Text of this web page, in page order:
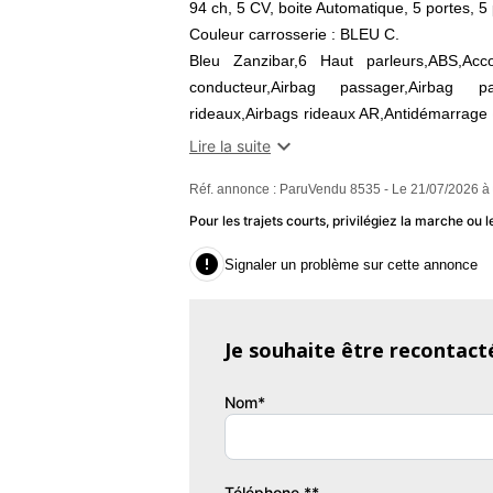
94 ch, 5 CV, boite Automatique, 5 portes, 5
Couleur carrosserie : BLEU C.
Bleu Zanzibar,6 Haut
conducteur,Airbag passager,Airbag
rideaux,Airbags rideaux
conducteur réglable hauteur,Appui-tête
fermée,Boucliers AV et AR couleur
pluie,Ceintures avant ajustables en
système audio au volant,Compte
sous-gonflage,EBD,Ecran
Garantie : 6 MOIS OU 5000 KM (MBP)
BLEU C
Lire la suite 
Réf. annonce : ParuVendu 8535 - Le 21/07/2026 à
Pour les trajets courts, privilégiez la marche ou
 Signaler un problème sur cette annonce
Je souhaite être
Nom*